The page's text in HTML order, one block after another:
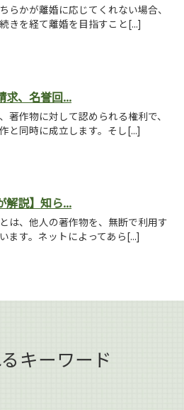
らかが離婚に応じてくれない場合、
きを経て離婚を目指すこと[...]
求、名誉回...
著作物に対して認められる権利で、
と同時に成立します。そし[...]
解説】知ら...
は、他人の著作物を、無断で利用す
ます。ネットによってあら[...]
キーワード